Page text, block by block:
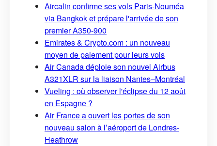
Aircalin confirme ses vols Paris-Nouméa
via Bangkok et prépare l'arrivée de son
premier A350-900
Emirates & Crypto.com : un nouveau
moyen de paiement pour leurs vols
Air Canada déploie son nouvel Airbus
A321XLR sur la liaison Nantes–Montréal
Vueling : où observer l'éclipse du 12 août
en Espagne ?
Air France a ouvert les portes de son
nouveau salon à l’aéroport de Londres-
Heathrow